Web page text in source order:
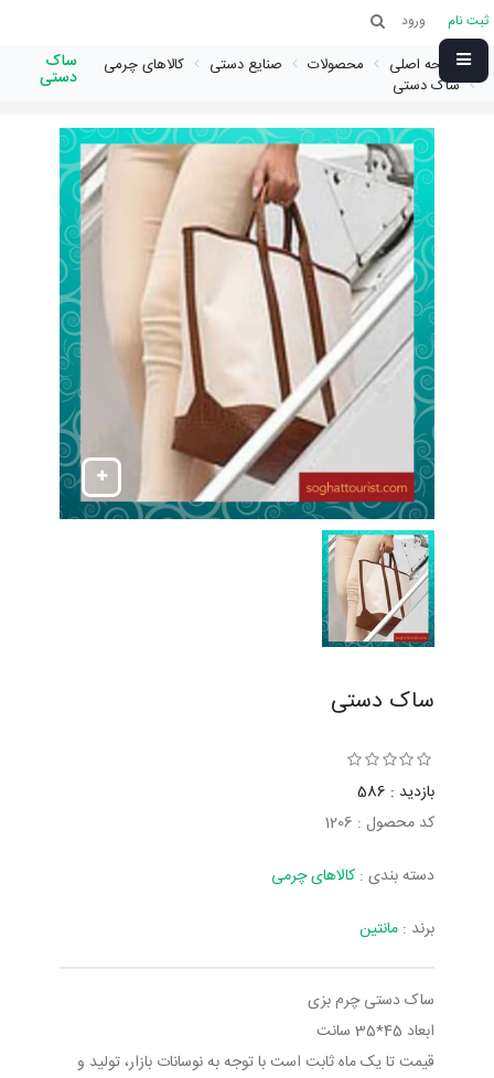
ثبت نام ورود
صفحه اصلی محصولات صنایع دستی
کالاهای چرمی
ساک دستی
ساک
دستی
ساک دستی
بازدید : 586
کد محصول : 1206
دسته بندی : کالاهای چرمی
برند : مانتین
ساک دستی چرم بزی
ابعاد 45*35 سانت
قیمت تا یک ماه ثابت است با توجه به نوسانات بازار، تولید و